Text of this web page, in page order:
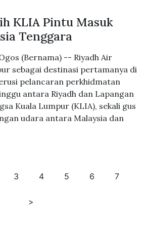
KLIA Pintu Masuk
Tenggara
(Bernama) -- Riyadh Air
sebagai destinasi pertamanya di
pelancaran perkhidmatan
antara Riyadh dan Lapangan
Kuala Lumpur (KLIA), sekali gus
udara antara Malaysia dan
3 4 5 6 7
>